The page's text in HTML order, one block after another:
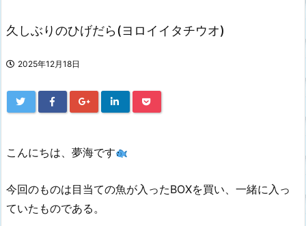
久しぶりのひげだら(ヨロイイタチウオ)
2025年12月18日
こんにちは、夢海です
今回のものは目当ての魚が入ったBOXを買い、一緒に入っ
ていたものである。